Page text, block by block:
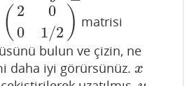
( 2
0
0
1/2 )
0
matrisi
bulun ve çizin, ne
daha iyi görürsünüz. x
x